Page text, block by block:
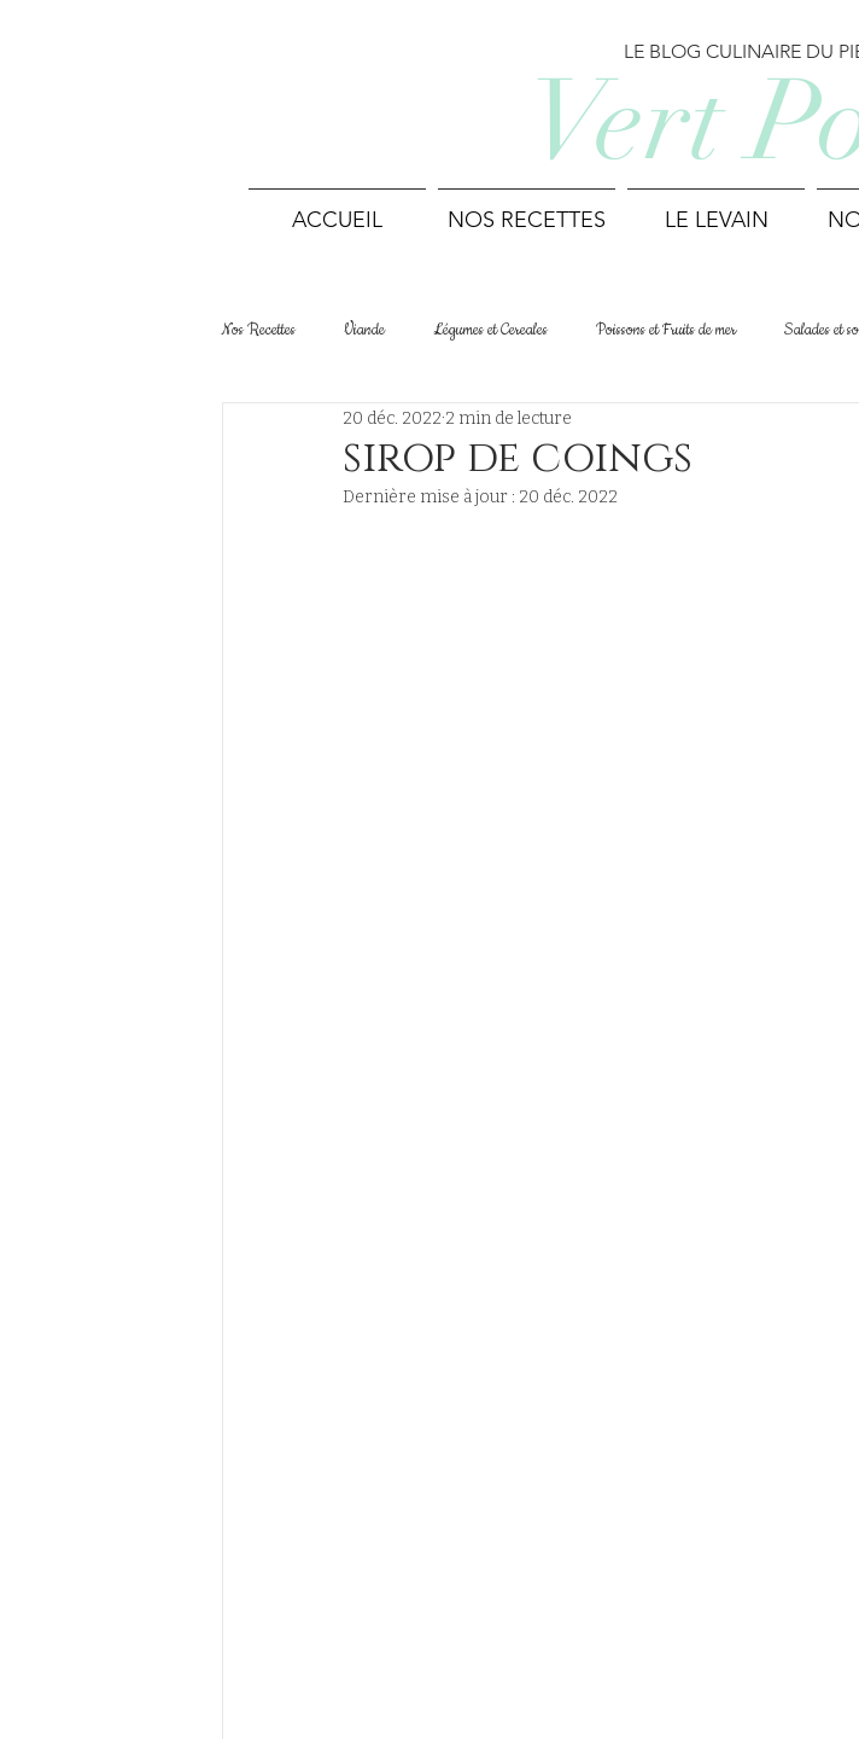
Vert
ACCUEIL NOS RECETTES LE LEVAIN
LE BLOG CULINAIRE DU
Nos Recettes Viande Légumes et Cereales Poissons et Fruits de mer Salades et
Desserts Tartes et Gâteaux Boulangerie
sirop de coings
20 déc. 2022 2 min de lecture
Dernière mise à jour : 20 déc. 2022